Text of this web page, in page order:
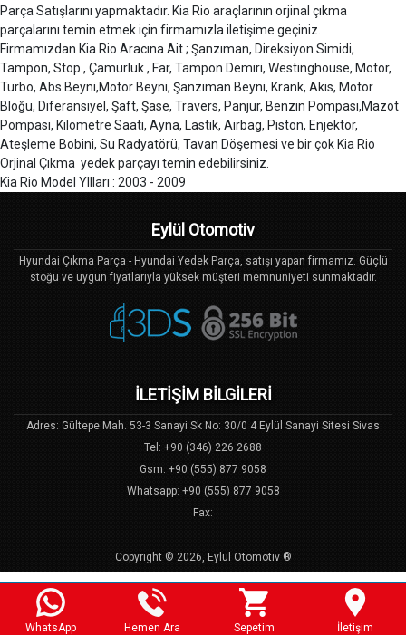
WhatsApp Hemen Ara Sepetim İletişim
Parça Satışlarını yapmaktadır. Kia Rio araçlarının orjinal çıkma
parçalarını temin etmek için firmamızla iletişime geçiniz.
Firmamızdan Kia Rio Aracına Ait ; Şanzıman, Direksiyon Simidi,
Tampon, Stop , Çamurluk , Far, Tampon Demiri, Westinghouse, Motor,
Turbo, Abs Beyni,Motor Beyni, Şanzıman Beyni, Krank, Akis, Motor
Bloğu, Diferansiyel, Şaft, Şase, Travers, Panjur, Benzin Pompası,Mazot
Pompası, Kilometre Saati, Ayna, Lastik, Airbag, Piston, Enjektör,
Ateşleme Bobini, Su Radyatörü, Tavan Döşemesi ve bir çok Kia Rio
Orjinal Çıkma yedek parçayı temin edebilirsiniz.
Kia Rio Model YIlları : 2003 - 2009
Eylül Otomotiv
Hyundai Çıkma Parça - Hyundai Yedek Parça, satışı yapan firmamız. Güçlü
stoğu ve uygun fiyatlarıyla yüksek müşteri memnuniyeti sunmaktadır.
İLETİŞİM BİLGİLERİ
Adres: Gültepe Mah. 53-3 Sanayi Sk No: 30/0 4 Eylül Sanayi Sitesi Sivas
Tel: +90 (346) 226 2688
Gsm: +90 (555) 877 9058
Whatsapp: +90 (555) 877 9058
Fax:
Copyright © 2026, Eylül Otomotiv ®
Bu Site, US YazılımE-Ticaret Sistemi ile Hazırlanmıştır.